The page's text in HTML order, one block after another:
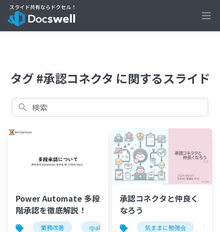
タグ #承認コネクタ に関するスライド
検索
Power Automate 多段
階承認を徹底解説！
業務改善 rpalt データ設計 承認
承認コネクタと仲良く
なろう
気ままに勉強会